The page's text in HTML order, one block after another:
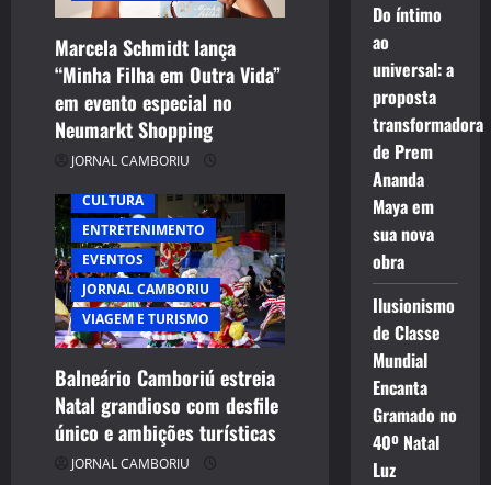
Marcela Schmidt lança
“Minha Filha em Outra Vida”
em evento especial no
Neumarkt Shopping
JORNAL CAMBORIU
CULTURA
ENTRETENIMENTO
EVENTOS
JORNAL CAMBORIU
VIAGEM E TURISMO
Balneário Camboriú estreia
Natal grandioso com desfile
único e ambições turísticas
JORNAL CAMBORIU
Do íntimo
ao
universal: a
proposta
transformadora
de Prem
Ananda
Maya em
sua nova
obra
Ilusionismo
de Classe
Mundial
Encanta
Gramado no
40º Natal
Luz